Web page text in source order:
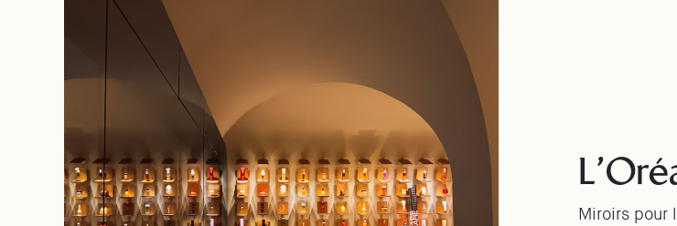
Miroirs pour